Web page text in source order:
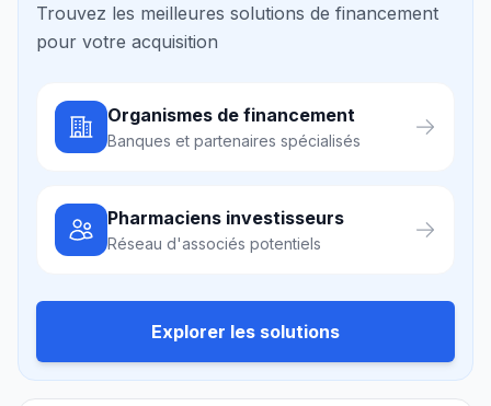
Trouvez les meilleures solutions de financement
pour votre acquisition
Organismes de financement
Banques et partenaires spécialisés
Pharmaciens investisseurs
Réseau d'associés potentiels
Explorer les solutions